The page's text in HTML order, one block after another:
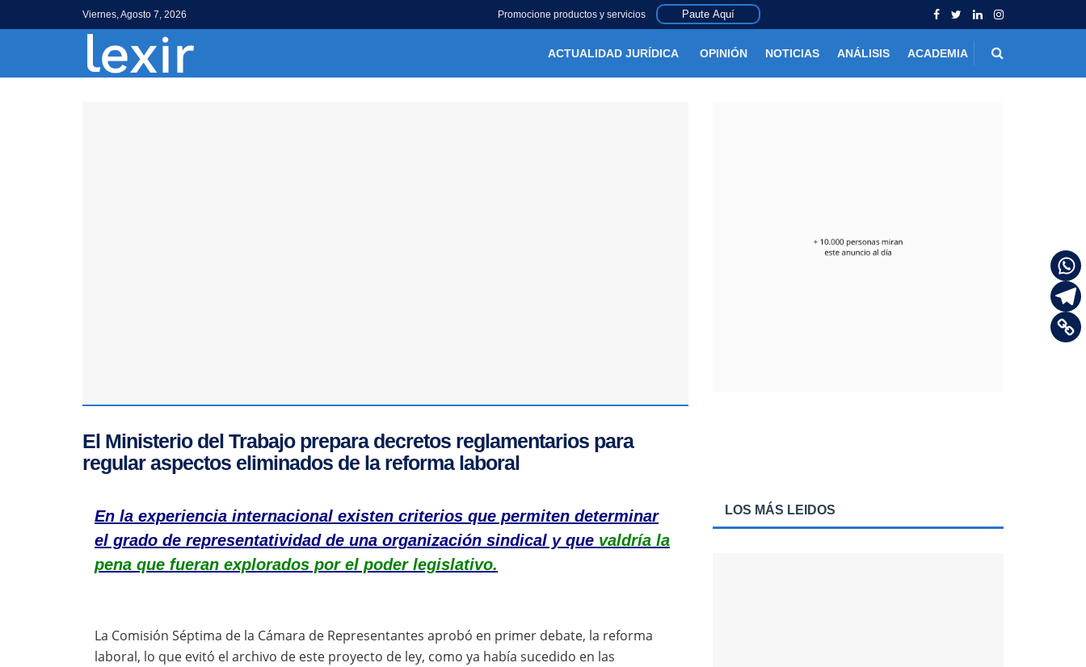
Viernes, Agosto 7, 2026 Promocione productos y servicios Paute Aquí
ACTUALIDAD JURÍDICA OPINIÓN NOTICIAS ANÁLISIS ACADEMIA
El Ministerio del Trabajo prepara decretos reglamentarios para
regular aspectos eliminados de la reforma laboral
En la experiencia internacional existen criterios que permiten determinar
el grado de representatividad de una organización sindical y que valdría la
pena que fueran explorados por el poder legislativo.
La Comisión Séptima de la Cámara de Representantes aprobó en primer debate, la reforma
laboral, lo que evitó el archivo de este proyecto de ley, como ya había sucedido en las
LOS MÁS LEIDOS